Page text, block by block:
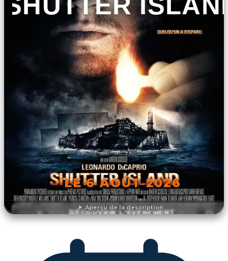
Aperçu de la description
LE 6 AOÛT 2026
DÉCOUVRIR L'ÉVÉNEMENT